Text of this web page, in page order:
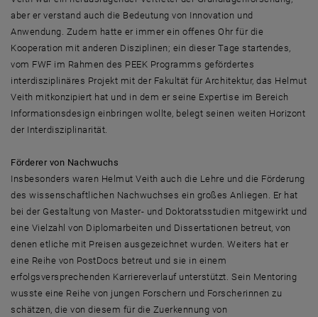
aber er verstand auch die Bedeutung von Innovation und
Anwendung. Zudem hatte er immer ein offenes Ohr für die
Kooperation mit anderen Disziplinen; ein dieser Tage startendes,
vom FWF im Rahmen des PEEK Programms gefördertes
interdisziplinäres Projekt mit der Fakultät für Architektur, das Helmut
Veith mitkonzipiert hat und in dem er seine Expertise im Bereich
Informationsdesign einbringen wollte, belegt seinen weiten Horizont
der Interdisziplinarität.
Förderer von Nachwuchs
Insbesonders waren Helmut Veith auch die Lehre und die Förderung
des wissenschaftlichen Nachwuchses ein großes Anliegen. Er hat
bei der Gestaltung von Master- und Doktoratsstudien mitgewirkt und
eine Vielzahl von Diplomarbeiten und Dissertationen betreut, von
denen etliche mit Preisen ausgezeichnet wurden. Weiters hat er
eine Reihe von PostDocs betreut und sie in einem
erfolgsversprechenden Karriereverlauf unterstützt. Sein Mentoring
wusste eine Reihe von jungen Forschern und Forscherinnen zu
schätzen, die von diesem für die Zuerkennung von